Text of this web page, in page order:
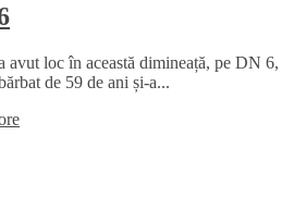
loc în această dimineață, pe DN 6,
de 59 de ani și-a...